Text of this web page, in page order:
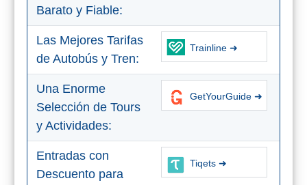
Barato y Fiable:
Las Mejores Tarifas
de Autobús y Tren:
Trainline ➜
Una Enorme
Selección de Tours
y Actividades:
GetYourGuide ➜
Entradas con
Descuento para
Tiqets ➜